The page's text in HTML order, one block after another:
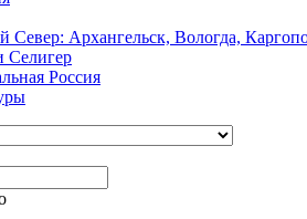
Север: Архангельск, Вологда,
Селигер
Россия